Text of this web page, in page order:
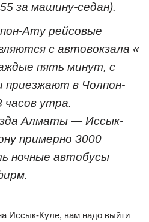
за машину-седан).
Ату рейсовые
с автовокзала «
пять минут, с
приезжают в Чолпон-
часов утра.
Алматы — Иссык-
примерно 3000
ночные автобусы
Иссык-Куле, вам надо выйти